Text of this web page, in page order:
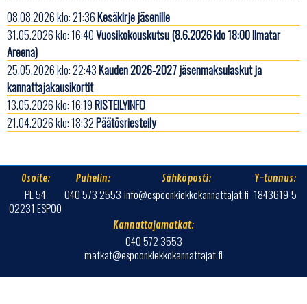
08.08.2026 klo: 21:36Kesäkirje jäsenille
31.05.2026 klo: 16:40Vuosikokouskutsu (8.6.2026 klo 18:00 Ilmatar
Areena)
25.05.2026 klo: 22:43Kauden 2026-2027 jäsenmaksulaskut ja
kannattajakausikortit
13.05.2026 klo: 16:19RISTEILYINFO
21.04.2026 klo: 18:32Päätösriesteily
Osoite:
PL 54
02231 ESPOO
Puhelin:
040 573 2553
Sähköposti:
info@espoonkiekkokannattajat.fi
Y-tunnus:
1843619-5
Kannattajamatkat:
040 572 3553
matkat@espoonkiekkokannattajat.fi